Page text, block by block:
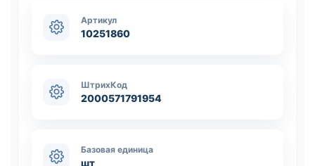
Артикул
10251860
ШтрихКод
2000571791954
Базовая единица
шт